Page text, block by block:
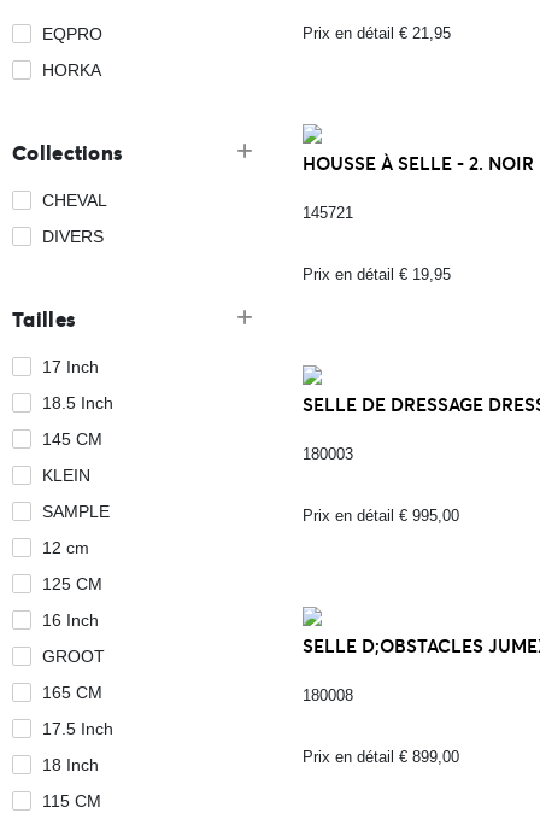
EQPRO
HORKA
Collections
CHEVAL
DIVERS
Tailles
17 Inch
18.5 Inch
145 CM
KLEIN
SAMPLE
12 cm
125 CM
16 Inch
GROOT
165 CM
17.5 Inch
18 Inch
115 CM
Prix en détail € 21,95
HOUSSE À SELLE - 2. NOIR
145721
Prix en détail € 19,95
SELLE DE DRESSAGE
180003
Prix en détail € 995,00
SELLE D;OBSTACLES
180008
Prix en détail € 899,00